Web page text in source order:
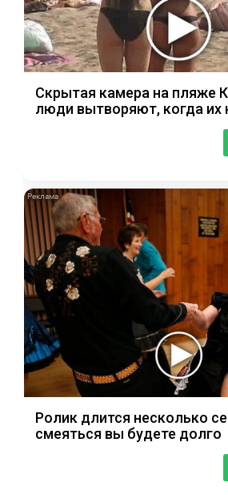
Скрытая камера на пляже
люди вытворяют, когда их
Ролик длится несколько
смеяться вы будете долго